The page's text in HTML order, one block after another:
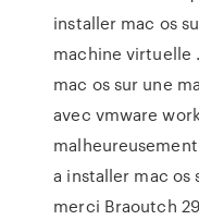
installer mac os
machine virtuelle
mac os sur une
avec vmware
a installer mac
merci Braoutch